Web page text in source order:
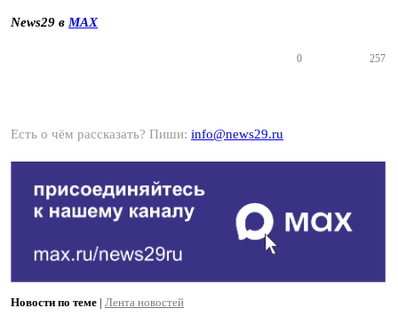
News29 в MAX
0 257
Есть о чём рассказать? Пиши: info@news29.ru
Новости по теме | Лента новостей